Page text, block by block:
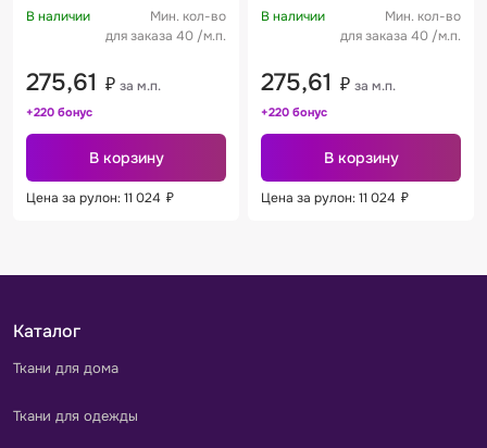
В наличии
Мин. кол-во
для заказа 40 /м.п.
275,61 ₽ за м.п.
+220 бонус
В корзину
Цена за рулон: 11 024 ₽
В наличии
Мин. кол-во
для заказа 40 /м.п.
275,61 ₽ за м.п.
+220 бонус
В корзину
Цена за рулон: 11 024 ₽
Каталог
Ткани для дома
Ткани для одежды